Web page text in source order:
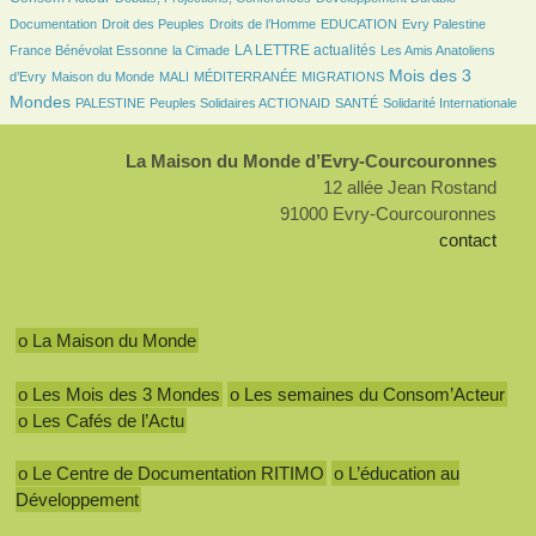
Documentation
54/3554 Droit des Peuples
252/3554 Droits de l’Homme
53/3554 EDUCATION
24/3554 Evry Palestine
93/3554
France Bénévolat Essonne
36/3554 la Cimade
1121/3554 LA LETTRE actualités
76/3554
Les Amis Anatoliens
d’Evry
139/3554Maison du Monde
51/3554 MALI
10/3554 MÉDITERRANÉE
192/3554 MIGRATIONS
1475/3554
Mois des 3
Mondes
154/3554PALESTINE
183/3554 Peuples Solidaires ACTIONAID
124/3554 SANTÉ
384/3554 Solidarité Internationale
La Maison du Monde d’Evry-Courcouronnes
12 allée Jean Rostand
91000 Evry-Courcouronnes
contact
o La Maison du Monde
o Les Mois des 3 Mondes o Les semaines du Consom’Acteur
o Les Cafés de l’Actu
o Le Centre de Documentation RITIMO o L’éducation au
Développement